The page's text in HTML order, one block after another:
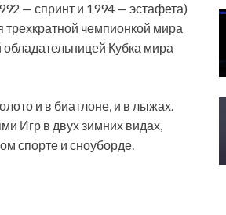
— спринт и 1994 — эстафета)
чемпионкой мира
Кубка мира
и в биатлоне, и в лыжах.
Игр в двух зимних видах,
спорте и сноуборде.